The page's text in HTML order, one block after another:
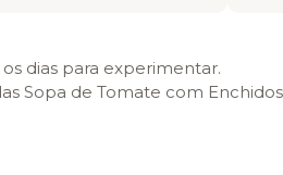
dias para experimentar.
Sopa de Tomate com